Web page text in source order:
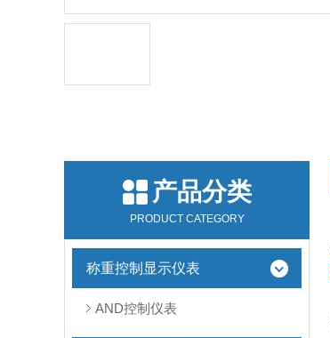
产品分类
PRODUCT CATEGORY
称重控制显示仪表
AND控制仪表